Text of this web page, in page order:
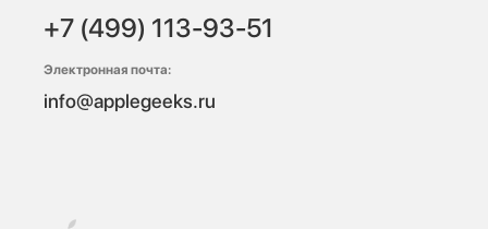
+7 (499) 113-93-51
Электронная почта:
info@applegeeks.ru